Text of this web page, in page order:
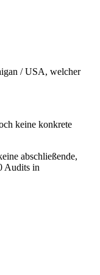
/ USA, welcher
keine konkrete
abschließende,
Audits in